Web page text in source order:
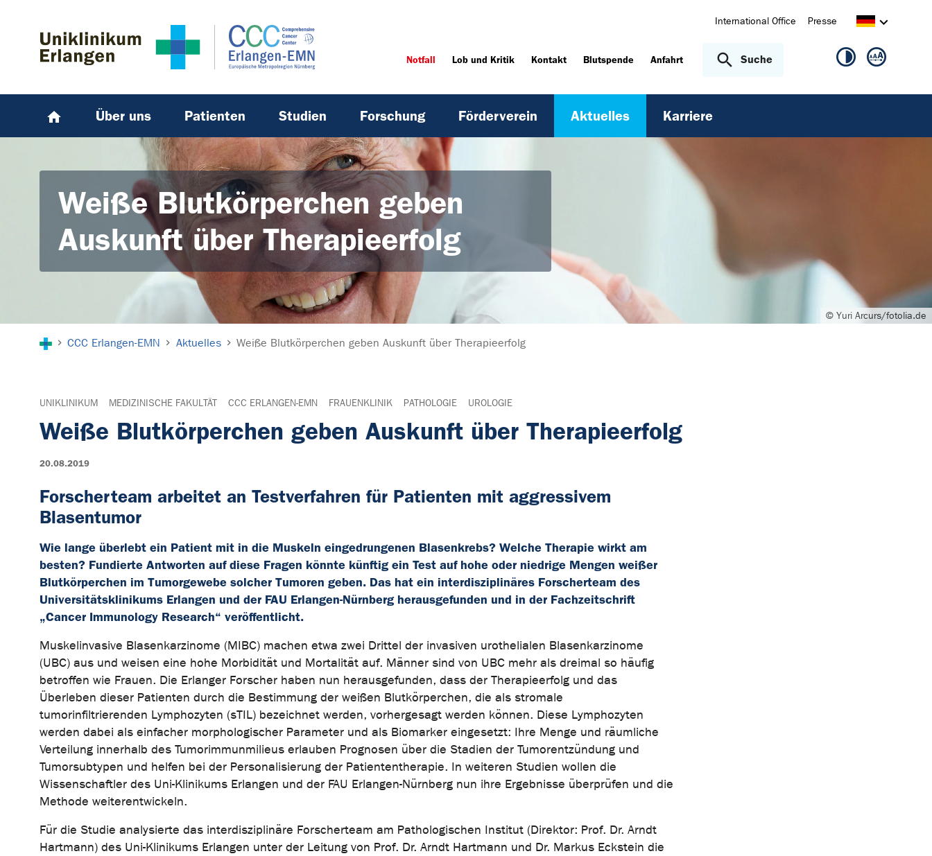
International Office Presse
Notfall Lob und Kritik Kontakt Blutspende Anfahrt Suche
Über uns Patienten Studien Forschung Förderverein Aktuelles Karriere
© Yuri Arcurs/fotolia.de
Weiße Blutkörperchen geben
Auskunft über Therapieerfolg
CCC Erlangen-EMN Aktuelles Weiße Blutkörperchen geben Auskunft über Therapieerfolg
UNIKLINIKUM MEDIZINISCHE FAKULTÄT CCC ERLANGEN-EMN FRAUENKLINIK PATHOLOGIE UROLOGIE
Weiße Blutkörperchen geben Auskunft über Therapieerfolg
20.08.2019
Forscherteam arbeitet an Testverfahren für Patienten mit aggressivem
Blasentumor
Wie lange überlebt ein Patient mit in die Muskeln eingedrungenen Blasenkrebs? Welche Therapie wirkt am
besten? Fundierte Antworten auf diese Fragen könnte künftig ein Test auf hohe oder niedrige Mengen weißer
Blutkörperchen im Tumorgewebe solcher Tumoren geben. Das hat ein interdisziplinäres Forscherteam des
Universitätsklinikums Erlangen und der FAU Erlangen-Nürnberg herausgefunden und in der Fachzeitschrift
„Cancer Immunology Research“ veröffentlicht.
Muskelinvasive Blasenkarzinome (MIBC) machen etwa zwei Drittel der invasiven urothelialen Blasenkarzinome
(UBC) aus und weisen eine hohe Morbidität und Mortalität auf. Männer sind von UBC mehr als dreimal so häufig
betroffen wie Frauen. Die Erlanger Forscher haben nun herausgefunden, dass der Therapieerfolg und das
Überleben dieser Patienten durch die Bestimmung der weißen Blutkörperchen, die als stromale
tumorinfiltrierenden Lymphozyten (sTIL) bezeichnet werden, vorhergesagt werden können. Diese Lymphozyten
werden dabei als einfacher morphologischer Parameter und als Biomarker eingesetzt: Ihre Menge und räumliche
Verteilung innerhalb des Tumorimmunmilieus erlauben Prognosen über die Stadien der Tumorentzündung und
Tumorsubtypen und helfen bei der Personalisierung der Patiententherapie. In weiteren Studien wollen die
Wissenschaftler des Uni-Klinikums Erlangen und der FAU Erlangen-Nürnberg nun ihre Ergebnisse überprüfen und die
Methode weiterentwickeln.
Für die Studie analysierte das interdisziplinäre Forscherteam am Pathologischen Institut (Direktor: Prof. Dr. Arndt
Hartmann) des Uni-Klinikums Erlangen unter der Leitung von Prof. Dr. Arndt Hartmann und Dr. Markus Eckstein die